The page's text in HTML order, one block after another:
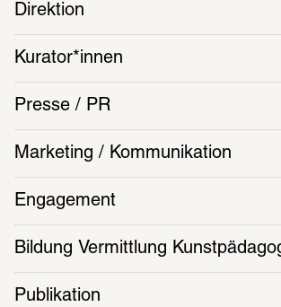
Direktion
Kurator*innen
Presse / PR
Marketing / Kommunikation
Engagement
Bildung Vermittlung
Publikation